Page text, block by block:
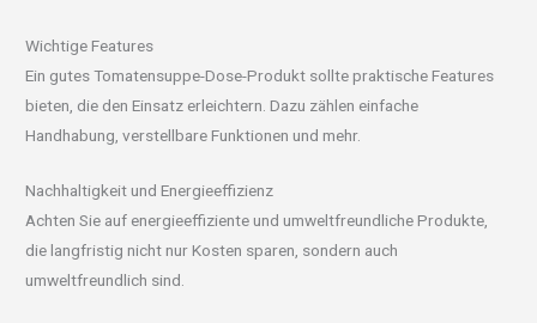
Wichtige Features
Ein gutes Tomatensuppe-Dose-Produkt sollte praktische Features
bieten, die den Einsatz erleichtern. Dazu zählen einfache
Handhabung, verstellbare Funktionen und mehr.
Nachhaltigkeit und Energieeffizienz
Achten Sie auf energieeffiziente und umweltfreundliche Produkte,
die langfristig nicht nur Kosten sparen, sondern auch
umweltfreundlich sind.